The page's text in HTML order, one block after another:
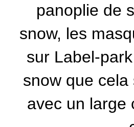
panoplie de
snow, les
sur Label-
snow que
avec un large